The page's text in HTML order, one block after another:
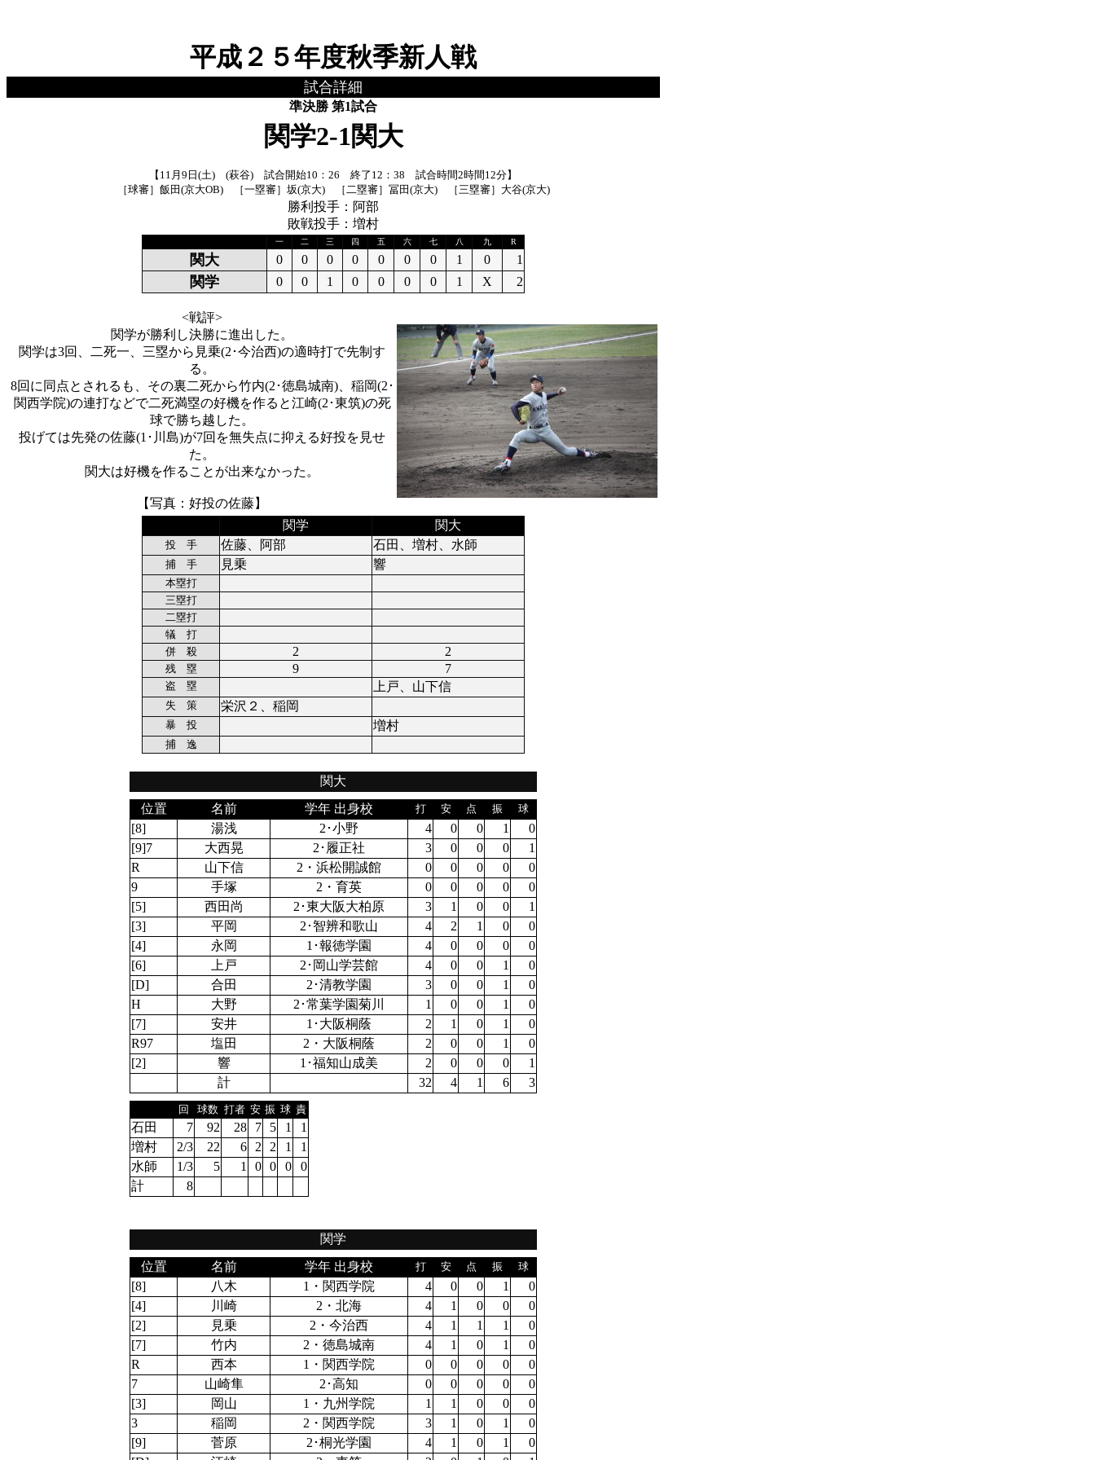
平成２５年度秋季新人戦
試合詳細
準決勝 第1試合
関学2-1関大
【11月9日(土) (萩谷) 試合開始10：26 終了12：38 試合時間2時間12分】
［球審］飯田(京大OB) ［一塁審］坂(京大) ［二塁審］冨田(京大) ［三塁審］大谷(京大)
勝利投手：阿部
敗戦投手：増村
一 二 三 四 五 六 七 八 九 R
関大 0 0 0 0 0 0 0 1 0 1
関学 0 0 1 0 0 0 0 1 X 2
<戦評>
関学が勝利し決勝に進出した。
関学は3回、二死一、三塁から見乗(2･今治西)の適時打で先制す
る。
8回に同点とされるも、その裏二死から竹内(2･徳島城南)、稲岡(2･
関西学院)の連打などで二死満塁の好機を作ると江崎(2･東筑)の死
球で勝ち越した。
投げては先発の佐藤(1･川島)が7回を無失点に抑える好投を見せ
た。
関大は好機を作ることが出来なかった。
【写真：好投の佐藤】
関学
関大
投 手 佐藤、阿部 石田、増村、水師
捕 手 見乗 響
本塁打
三塁打
二塁打
犠 打
併 殺
2 2
残 塁 9 7
盗 塁 上戸、山下信
失 策 栄沢２、稲岡
暴 投 増村
捕 逸
関大
位置
名前 学年 出身校 打 安 点 振 球
[8] 湯浅 2･小野 4 0 0 1
0
[9]7
大西晃 2･履正社 3 0 0 0
1
R
山下信 2・浜松開誠館 0 0 0 0
0
9
手塚 2・育英 0 0 0 0
0
[5]
西田尚 2･東大阪大柏原 3 1 0 0
1
[3]
平岡 2･智辨和歌山 4 2 1 0
0
[4]
永岡 1･報徳学園 4 0 0 0
0
[6]
上戸 2･岡山学芸館 4 0 0 1
0
[D]
合田 2･清教学園 3 0 0 1
0
H
大野 2･常葉学園菊川 1 0 0 1
0
[7]
安井 1･大阪桐蔭 2 1 0 1
0
R97
塩田 2・大阪桐蔭 2 0 0 1
0
[2]
響 1･福知山成美 2 0 0 0
1
計
32 4 1 6 3
回 球数 打者 安 振 球 責
石田 7 92 28 7 5 1
1
増村
2/3 22 6 2 2 1
1
水師
1/3 5 1 0 0 0
0
計
8
関学
位置
名前 学年 出身校 打 安 点 振 球
[8] 八木 1・関西学院 4 0 0 1
0
[4]
川崎 2・北海 4 1 0 0
0
[2]
見乗 2・今治西 4 1 1 1
0
[7]
竹内 2・徳島城南 4 1 0 1
0
R
西本 1・関西学院 0 0 0 0
0
7
山崎隼 2･高知 0 0 0 0
0
[3]
岡山 1・九州学院 1 1 0 0
0
3
稲岡 2・関西学院 3 1 0 1
0
[9]
菅原 2･桐光学園 4 1 0 1
0